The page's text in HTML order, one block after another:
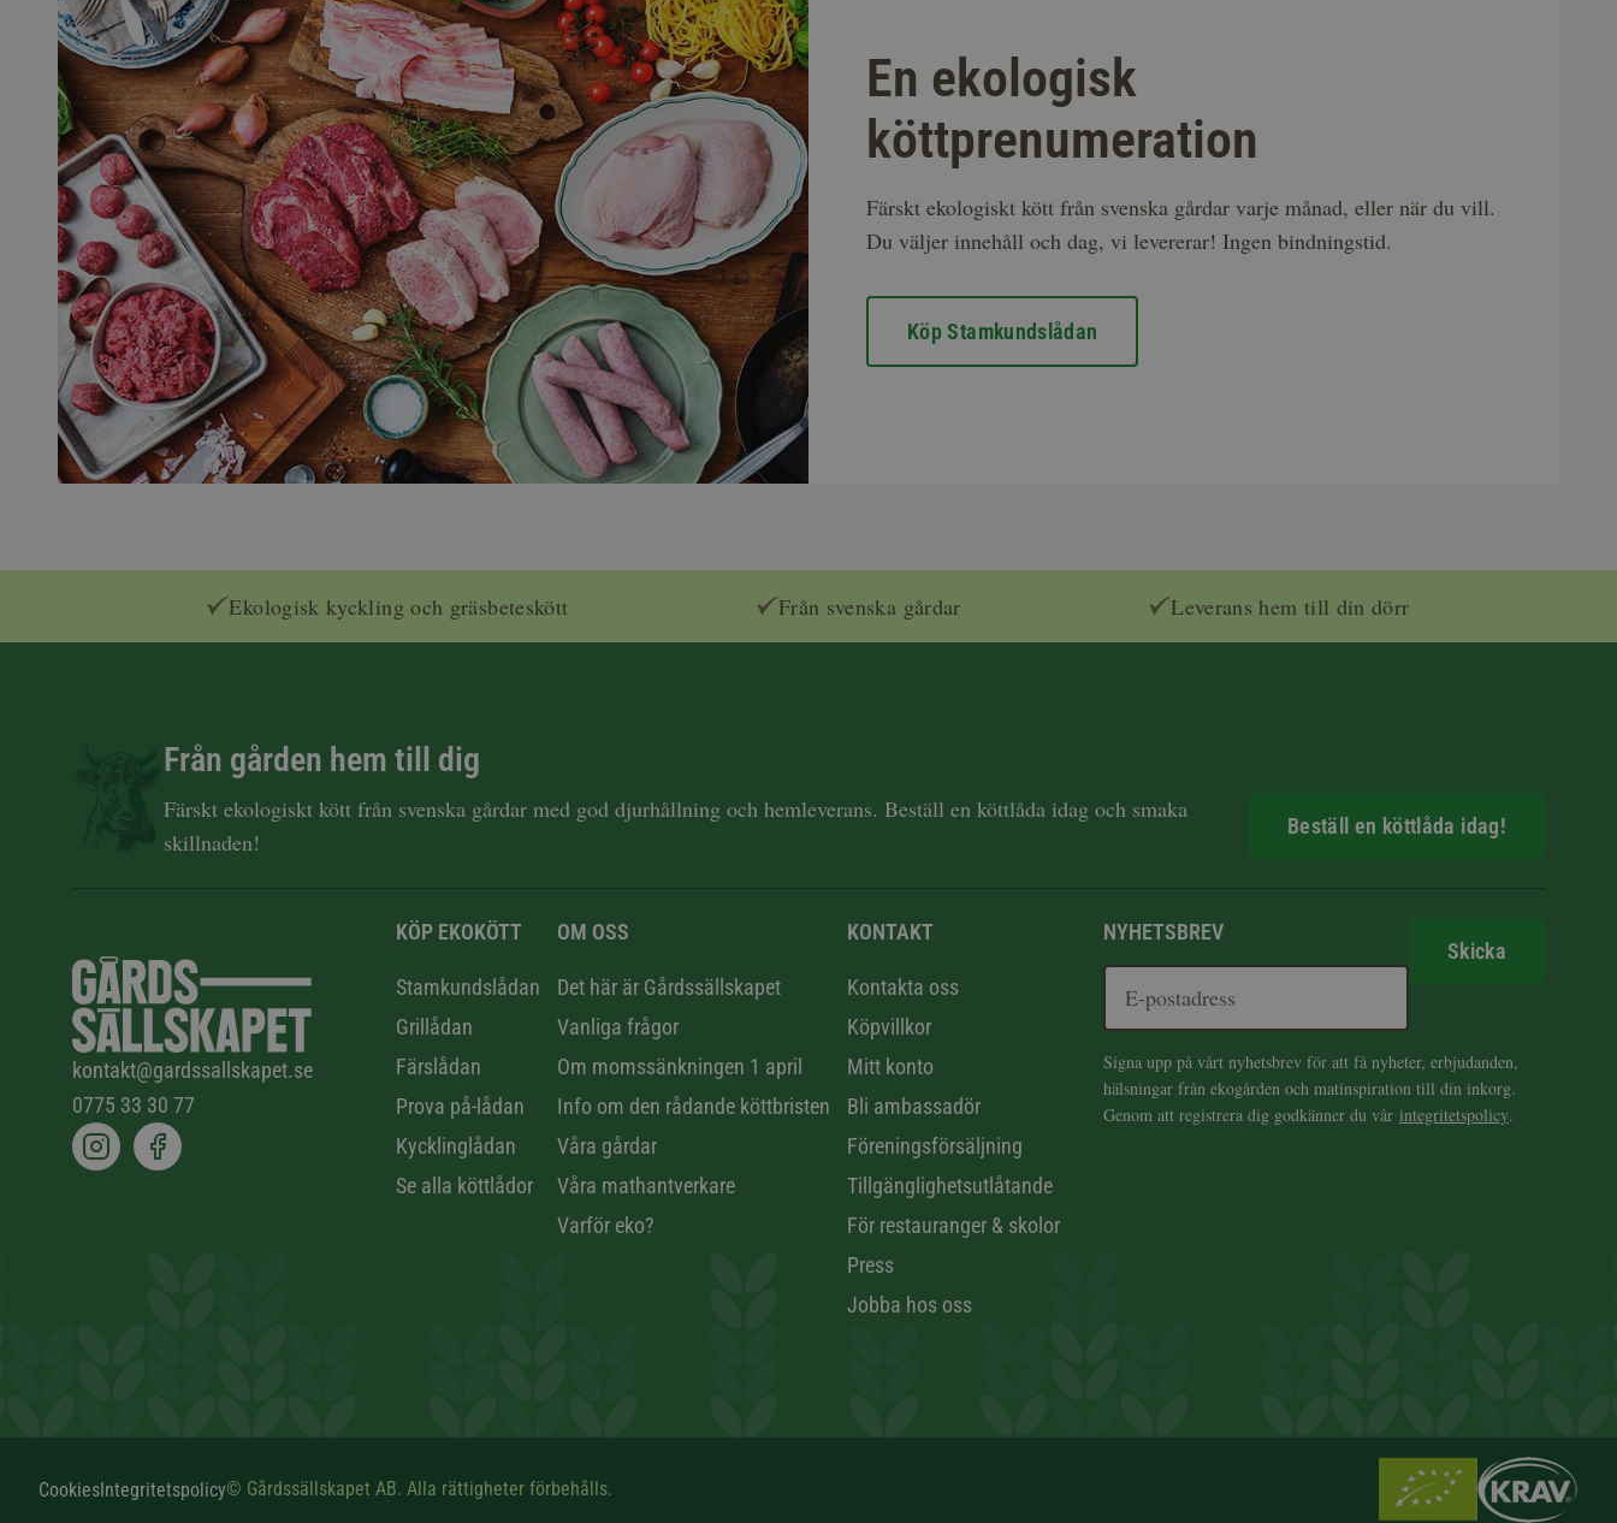
En ekologisk
köttprenumeration
Färskt ekologiskt kött från svenska gårdar varje månad, eller när du vill.
Du väljer innehåll och dag, vi levererar! Ingen bindningstid.
Köp Stamkundslådan
Ekologisk kyckling och gräsbeteskött Från svenska gårdar Leverans hem till din dörr
Från gården hem till dig
Färskt ekologiskt kött från svenska gårdar med god djurhållning och hemleverans. Beställ en köttlåda idag och smaka
skillnaden!
Beställ en köttlåda idag!
kontakt@gardssallskapet.se
0775 33 30 77
KÖP EKOKÖTT
Stamkundslådan
Grillådan
Färslådan
Prova på-lådan
Kycklinglådan
Se alla köttlådor
OM OSS
Det här är Gårdssällskapet
Vanliga frågor
Om momssänkningen 1 april
Info om den rådande köttbristen
Våra gårdar
Våra mathantverkare
Varför eko?
KONTAKT
Kontakta oss
Köpvillkor
Mitt konto
Bli ambassadör
Föreningsförsäljning
Tillgänglighetsutlåtande
För restauranger & skolor
Press
Jobba hos oss
NYHETSBREV
Skicka
Signa upp på vårt nyhetsbrev för att få nyheter, erbjudanden,
hälsningar från ekogården och matinspiration till din inkorg.
Genom att registrera dig godkänner du vår integritetspolicy.
CookiesIntegritetspolicy© Gårdssällskapet AB. Alla rättigheter förbehålls.